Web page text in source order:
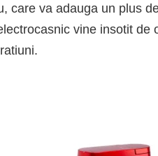
care va adauga un plus
vine insotit de